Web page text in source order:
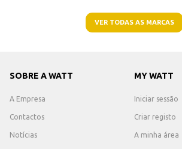
VER TODAS AS MARCAS
SOBRE A WATT
A Empresa
Contactos
Notícias
MY WATT
Iniciar sessão
Criar registo
A minha área